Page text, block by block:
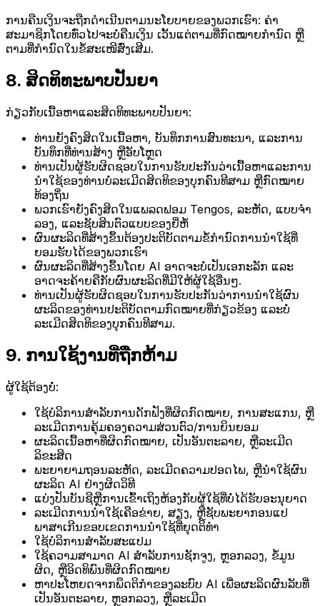
ການຄືນເງິນຈະຖືກດໍາເນີນຕາມນະໂຍບາຍຂອງພວກເຮົາ: ຄ່າ
ສະມາຊິກໂດຍທົ່ວໄປຈະບໍ່ຄືນເງິນ ເວັ້ນແຕ່ຕາມທີ່ກົດໝາຍກໍານົດ ຫຼື
ຕາມທີ່ກໍານົດໃນຂໍ້ສະເໜີສົ່ງເສີມ.
8. ສິດທິທະພາບປັນຍາ
ກ່ຽວກັບເນື້ອຫາແລະສິດທິທະພາບປັນຍາ:
ທ່ານຍັງຄົງສິດໃນເນື້ອຫາ, ບັນທຶກການສົນທະນາ, ແລະການ
ບັນທຶກທີ່ທ່ານສ້າງ ຫຼືອັບໂຫຼດ
ທ່ານເປັນຜູ້ຮັບຜິດຊອບໃນການຮັບປະກັນວ່າເນື້ອຫາແລະການ
ນໍາໃຊ້ຂອງທ່ານບໍ່ລະເມີດສິດທິຂອງບຸກຄົນທີສາມ ຫຼືກົດໝາຍ
ທ້ອງຖິ່ນ
ພວກເຮົາຍັງຄົງສິດໃນແພລດຟອມ Tengos, ລະຫັດ, ແບບຈໍາ
ລອງ, ແລະຊັບສິນຕົວແບບຂອງຍີ່ຫໍ້
ຜົນຜະລິດທີ່ສ້າງຂຶ້ນຕ້ອງປະຕິບັດຕາມຂໍ້ກໍານົດການນໍາໃຊ້ທີ່
ຍອມຮັບໄດ້ຂອງພວກເຮົາ
ຜົນຜະລິດທີ່ສ້າງຂຶ້ນໂດຍ AI ອາດຈະບໍ່ເປັນເອກະລັກ ແລະ
ອາດຈະຄ້າຍຄືກັບຜົນຜະລິດທີ່ມີໃຫ້ຜູ້ໃຊ້ອື່ນໆ.
ທ່ານເປັນຜູ້ຮັບຜິດຊອບໃນການຮັບປະກັນວ່າການນໍາໃຊ້ຜົນ
ຜະລິດຂອງທ່ານປະຕິບັດຕາມກົດໝາຍທີ່ກ່ຽວຂ້ອງ ແລະບໍ່
ລະເມີດສິດທິຂອງບຸກຄົນທີສາມ.
9. ການໃຊ້ງານທີ່ຖືກຫ້າມ
ຜູ້ໃຊ້ຕ້ອງບໍ່:
ໃຊ້ບໍລິການສໍາລັບການດັກຟັງທີ່ຜິດກົດໝາຍ, ການສະແກນ, ຫຼື
ລະເມີດການຄຸ້ມຄອງຄວາມສ່ວນຕົວ/ການຍິນຍອມ
ຜະລິດເນື້ອຫາທີ່ຜິດກົດໝາຍ, ເປັນອັນຕະລາຍ, ຫຼືລະເມີດ
ລິຂະສິດ
ພະຍາຍາມຖອນລະຫັດ, ລະເມີດຄວາມປອດໄພ, ຫຼືນໍາໃຊ້ຜົນ
ຜະລິດ AI ຢ່າງຜິດວິທີ
ແບ່ງປັນບັນຊີຫຼືການເຂົ້າເຖິງຫ້ອງກັບຜູ້ໃຊ້ທີ່ບໍ່ໄດ້ຮັບອະນຸຍາດ
ລະເມີດການນໍາໃຊ້ເຄືອຂ່າຍ, ສຽງ, ຫຼືຊັບພະຍາກອນແປ
ພາສາເກີນຂອບເຂດການນໍາໃຊ້ທີ່ຍຸດຕິທໍາ
ໃຊ້ບໍລິການສໍາລັບສະແປມ
ໃຊ້ຄວາມສາມາດ AI ສໍາລັບການຊັກຈູງ, ຫຼອກລວງ, ຂໍ້ມູນ
ຜິດ, ຫຼືອິດທິພົນທີ່ຜິດກົດໝາຍ
ຫາປະໂຫຍດຈາກພຶດຕິກຳຂອງລະບົບ AI ເພື່ອຜະລິດຜົນລັບທີ່
ເປັນອັນຕະລາຍ, ຫຼອກລວງ, ຫຼືລະເມີດ